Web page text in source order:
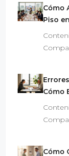
Cómo
Piso
Cómo
Cómo